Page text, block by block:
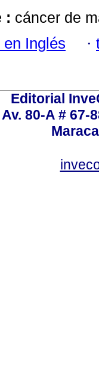
: cáncer de
Inglés ·
Editorial
Av. 80-A # 67-